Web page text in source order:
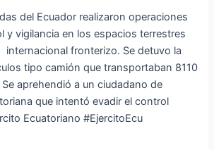
del Ecuador realizaron operaciones
y vigilancia en los espacios terrestres
internacional fronterizo. Se detuvo la
tipo camión que transportaban 8110
aprehendió a un ciudadano de
que intentó evadir el control
Ecuatoriano #EjercitoEcu